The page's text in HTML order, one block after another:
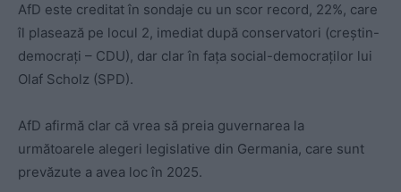
AfD este creditat în sondaje cu un scor record, 22%, care
îl plasează pe locul 2, imediat după conservatori (creștin-
democrați – CDU), dar clar în faţa social-democraților lui
Olaf Scholz (SPD).
AfD afirmă clar că vrea să preia guvernarea la
următoarele alegeri legislative din Germania, care sunt
prevăzute a avea loc în 2025.